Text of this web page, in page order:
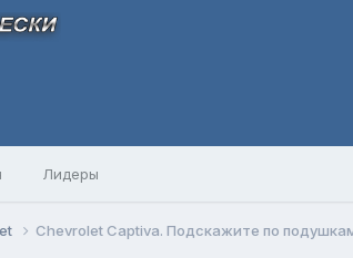
Лидеры
Chevrolet Captiva. Подскажите по